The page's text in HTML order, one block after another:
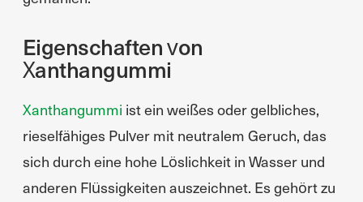
Eigenschaften von
Xanthangummi
Xanthangummi ist ein weißes oder gelbliches,
rieselfähiges Pulver mit neutralem Geruch, das
sich durch eine hohe Löslichkeit in Wasser und
anderen Flüssigkeiten auszeichnet. Es gehört zu